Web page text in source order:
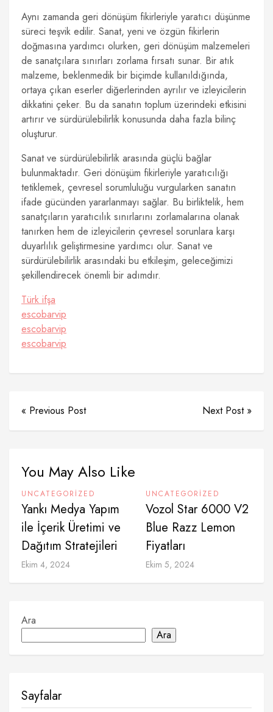
Aynı zamanda geri dönüşüm fikirleriyle yaratıcı düşünme
süreci teşvik edilir. Sanat, yeni ve özgün fikirlerin
doğmasına yardımcı olurken, geri dönüşüm malzemeleri
de sanatçılara sınırları zorlama fırsatı sunar. Bir atık
malzeme, beklenmedik bir biçimde kullanıldığında,
ortaya çıkan eserler diğerlerinden ayrılır ve izleyicilerin
dikkatini çeker. Bu da sanatın toplum üzerindeki etkisini
artırır ve sürdürülebilirlik konusunda daha fazla bilinç
oluşturur.
Sanat ve sürdürülebilirlik arasında güçlü bağlar
bulunmaktadır. Geri dönüşüm fikirleriyle yaratıcılığı
tetiklemek, çevresel sorumluluğu vurgularken sanatın
ifade gücünden yararlanmayı sağlar. Bu birliktelik, hem
sanatçıların yaratıcılık sınırlarını zorlamalarına olanak
tanırken hem de izleyicilerin çevresel sorunlara karşı
duyarlılık geliştirmesine yardımcı olur. Sanat ve
sürdürülebilirlik arasındaki bu etkileşim, geleceğimizi
şekillendirecek önemli bir adımdır.
Türk ifşa
escobarvip
escobarvip
escobarvip
« Previous Post Next Post »
You May Also Like
UNCATEGORIZED
Yankı Medya Yapım
ile İçerik Üretimi ve
Dağıtım Stratejileri
Ekim 4, 2024
UNCATEGORIZED
Vozol Star 6000 V2
Blue Razz Lemon
Fiyatları
Ekim 5, 2024
Ara
Ara
Sayfalar